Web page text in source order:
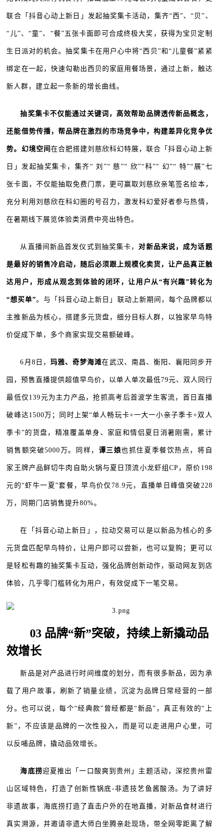
联合「抖音心动上新日」发起抽奖集卡活动，集齐“西”、“贝”、
“儿”、“童”、“餐”五张卡面即可合成终极大奖，获得为宝贝定制
生日派对的机会。抽奖集卡在用户心中将“西贝”和“儿童餐”紧紧
绑定在一起，快速勾勒出西贝的家庭用餐场景，通过上新，触达
新人群，建立起一条新的增长曲线。
抽奖集卡不仅能通过关键词，高效帮助品牌透传新品概念，
还能借势传播，帮品牌在激烈的市场竞争中，构建差异化竞争优
势。幻境空间 在合肥搭建刘慈欣科幻特展，联合「抖音心动上新
日」发起抽奖集卡，集齐“ 刘”“ 慈”“ 欣”“科”“ 幻”“ 特”“展”七
张卡面，不仅能抽取免费门票，更可赢取刘慈欣亲笔签名绘本，
充分利用刘慈欣在科幻圈的号召力，激发科幻爱好者参与热情，
在暑期线下展览体验类消费中亮出特色。
从直播间新品首发仪式到抽奖集卡， 对新品来说，成为话题
是最好的销售冷启动，随后必须跟上规模化卖货，让产品真正触
达用户，形成从观念到体验的闭环，让用户从“有兴趣”转化为
“想买单”。与「抖音心动上新日」联动上新期间，每个品牌都以
主推新品为核心，搭建多元货盘，细分目标人群，以独家早鸟特
价促成下单，多个商家实现交易额破峰。
6月8日， 玛雅、奇梦海滩在武汉、南昌、衡阳、襄阳同步开
园，预售直播提供超值早鸟价，以单人单次最低79元、双人同行
最低仅139元为主力产品，抢抓高考后首波学生客流，首日直播
破峰达1500万；同时上架“单人畅玩卡+一大一小亲子季卡+双人
季卡”的货盘，精准覆盖单身、家庭和情侣夏日消暑刚需，累计
销售额突破5000万。同样， 谭三娘也抓住夏季餐饮热点，将自
家王牌产品鲜切牛肉自助火锅与夏日顶流小龙虾组CP，原价198
元的“虾牛一夏”套餐，早鸟价仅78.9元，直播单日峰值突破228
万，同期门店销售提升80%。
在「抖音心动上新日」，拉动交易可以是以新品为核心的多
元货盘匹配早鸟特价，让用户即可以尝新，也可以复购；更可以
是轻松有趣的抽奖集卡互动，强化品牌创新动作，驱动网友到店
体验，几乎零门槛转化为用户，有效促成下一笔交易。
03 品牌“新”突破，持续上新撬动品
效增长
新品是对产品进行时间维度的划分，而有很多新品，因为承
载了用户故事，刷新了销量业绩，沉淀为品牌日常经营的一部
分。也可以说，每个“经典款”曾经都是“新品”，真正有效的“上
新”，不应该是品牌的一次性投入，而是可以走进用户心里，可
以反哺品牌，撬动品效增长。
海底捞迎夏推出「一口酸爽到贵州」主题活动，深挖贵州雷
山区域特色，打造了创新性锅底-非遗技艺鱼酱酸汤。为了讲好
非遗故事，海底捞打造了直击户外的在地直播，对新品食材进行
真实溯源，并邀请非遗大师白坐腾亲赴现场，带全网零距离了解